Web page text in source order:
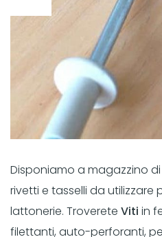
Disponiamo a magazzino
rivetti e tasselli da utilizzare
lattonerie. Troverete Viti in
filettanti, auto-perforanti,